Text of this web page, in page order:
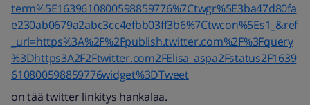
term%5E1639610800598859776%7Ctwgr%5E3ba47d80fa
e230ab0679a2abc3cc4efbb03ff3b6%7Ctwcon%5Es1_&ref
_url=https%3A%2F%2Fpublish.twitter.com%2F%3Fquery
%3Dhttps3A2F2Ftwitter.com2FElisa_aspa2Fstatus2F1639
610800598859776widget%3DTweet
on tää twitter linkitys hankalaa.